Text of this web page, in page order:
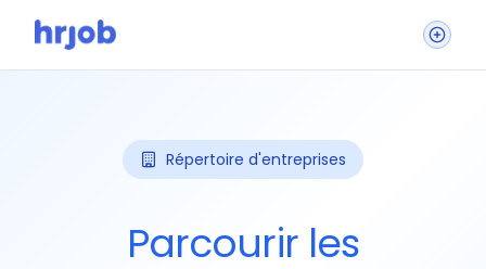
Répertoire d'entreprises
Parcourir les